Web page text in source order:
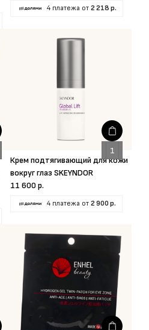
4 платежа от 2 218 р.
Крем подтягивающий для кожи
вокруг глаз SKEYNDOR
11 600 р.
4 платежа от 2 900 р.